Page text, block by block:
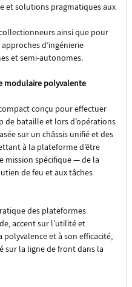
et solutions pragmatiques aux
ainsi que pour
d’ingénierie
et semi-autonomes.
modulaire polyvalente
conçu pour effectuer
de bataille et lors d’opérations
sur un châssis unifié et des
à la plateforme d’être
mission spécifique — de la
de feu et aux tâches
des plateformes
accent sur l’utilité et
polyvalence et à son efficacité,
sur la ligne de front dans la